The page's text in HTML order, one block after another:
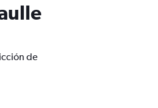
de